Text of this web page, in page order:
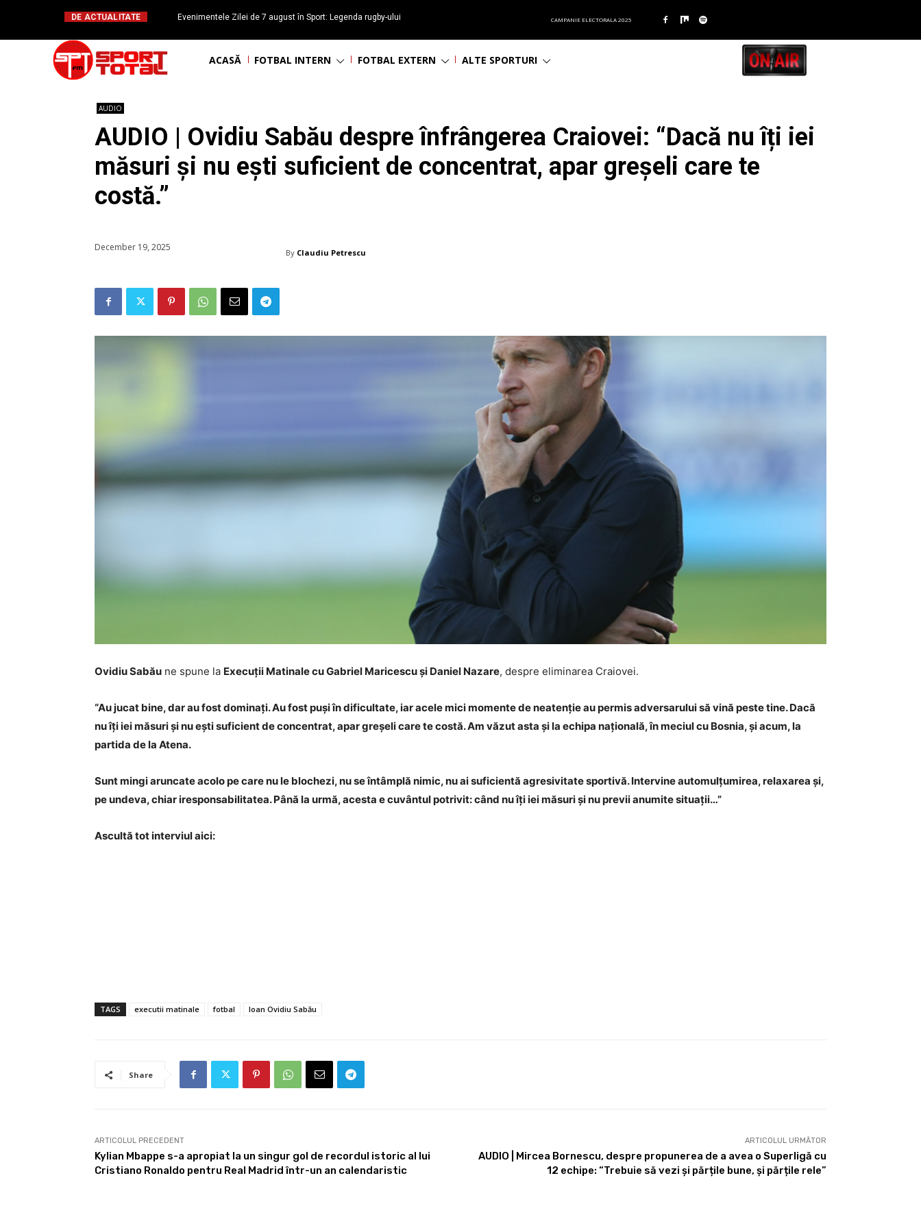
DE ACTUALITATE
Evenimentele Zilei de 7 august în Sport: Legenda rugby-ului
CAMPANIE ELECTORALA 2025
ACASĂ FOTBAL INTERN FOTBAL EXTERN ALTE SPORTURI
AUDIO
AUDIO | Ovidiu Sabău despre înfrângerea Craiovei: “Dacă nu îți iei
măsuri și nu ești suficient de concentrat, apar greșeli care te
costă.”
December 19, 2025 By Claudiu Petrescu
Ovidiu Sabău ne spune la Execuții Matinale cu Gabriel Maricescu și Daniel Nazare, despre eliminarea Craiovei.
“Au jucat bine, dar au fost dominați. Au fost puși în dificultate, iar acele mici momente de neatenție au permis adversarului să vină peste tine. Dacă
nu îți iei măsuri și nu ești suficient de concentrat, apar greșeli care te costă. Am văzut asta și la echipa națională, în meciul cu Bosnia, și acum, la
partida de la Atena.
Sunt mingi aruncate acolo pe care nu le blochezi, nu se întâmplă nimic, nu ai suficientă agresivitate sportivă. Intervine automulțumirea, relaxarea și,
pe undeva, chiar iresponsabilitatea. Până la urmă, acesta e cuvântul potrivit: când nu îți iei măsuri și nu previi anumite situații…”
Ascultă tot interviul aici:
TAGS executii matinale fotbal Ioan Ovidiu Sabău
Share
ARTICOLUL PRECEDENT
Kylian Mbappe s-a apropiat la un singur gol de recordul istoric al lui
Cristiano Ronaldo pentru Real Madrid într-un an calendaristic
ARTICOLUL URMĂTOR
AUDIO | Mircea Bornescu, despre propunerea de a avea o Superligă cu
12 echipe: “Trebuie să vezi și părțile bune, și părțile rele”